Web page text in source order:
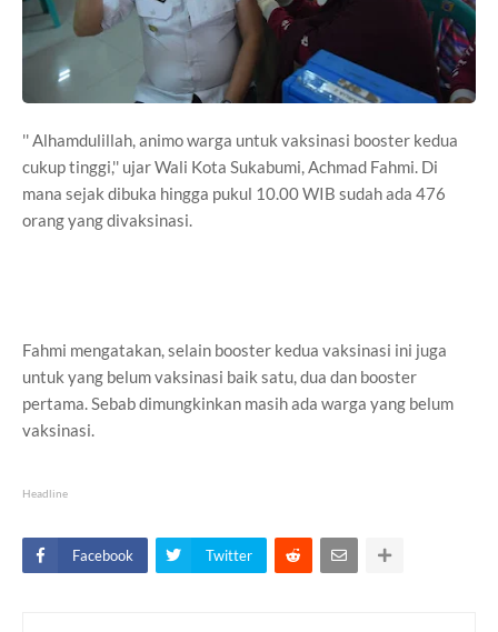
'' Alhamdulillah, animo warga untuk vaksinasi booster kedua
cukup tinggi,'' ujar Wali Kota Sukabumi, Achmad Fahmi. Di
mana sejak dibuka hingga pukul 10.00 WIB sudah ada 476
orang yang divaksinasi.
Fahmi mengatakan, selain booster kedua vaksinasi ini juga
untuk yang belum vaksinasi baik satu, dua dan booster
pertama. Sebab dimungkinkan masih ada warga yang belum
vaksinasi.
Headline
Facebook Twitter